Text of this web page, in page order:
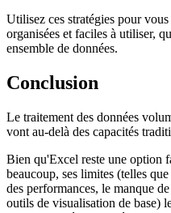
Utilisez ces stratégies pour
organisées et faciles à utiliser,
ensemble de données.
Conclusion
Le traitement des données
vont au-delà des capacités
Bien qu'Excel reste une option
beaucoup, ses limites (telles
des performances, le manque
outils de visualisation de base)